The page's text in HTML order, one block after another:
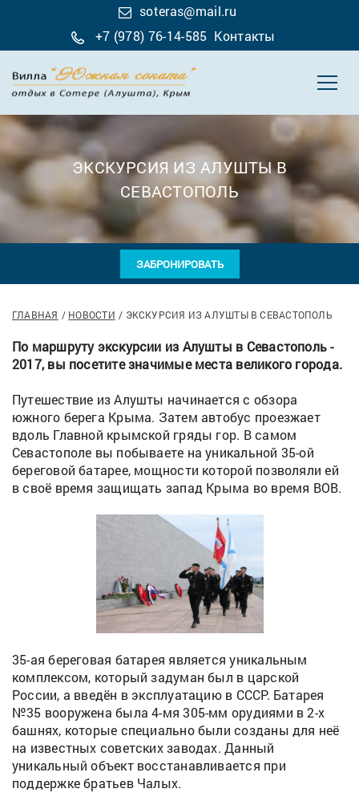
soteras@mail.ru
+7 (978) 76-14-585 Контакты
ЭКСКУРСИЯ ИЗ АЛУШТЫ В
СЕВАСТОПОЛЬ
ЗАБРОНИРОВАТЬ
ГЛАВНАЯ НОВОСТИ ЭКСКУРСИЯ ИЗ АЛУШТЫ В СЕВАСТОПОЛЬ
По маршруту экскурсии из Алушты в Севастополь -
2017, вы посетите значимые места великого города.
Путешествие из Алушты начинается с обзора
южного берега Крыма. Затем автобус проезжает
вдоль Главной крымской гряды гор. В самом
Севастополе вы побываете на уникальной 35-ой
береговой батарее, мощности которой позволяли ей
в своё время защищать запад Крыма во время ВОВ.
35-ая береговая батарея является уникальным
комплексом, который задуман был в царской
России, а введён в эксплуатацию в СССР. Батарея
№35 вооружена была 4-мя 305-мм орудиями в 2-х
башнях, которые специально были созданы для неё
на известных советских заводах. Данный
уникальный объект восстанавливается при
поддержке братьев Чалых.